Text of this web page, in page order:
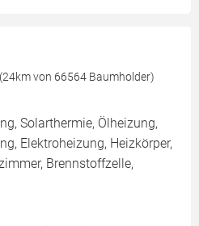
von 66564 Baumholder)
Solarthermie, Ölheizung,
Elektroheizung, Heizkörper,
Brennstoffzelle,